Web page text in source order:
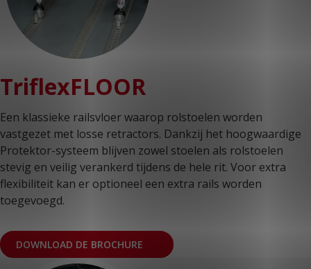
TriflexFLOOR
Een klassieke railsvloer waarop rolstoelen worden
vastgezet met losse retractors. Dankzij het hoogwaardige
Protektor-systeem blijven zowel stoelen als rolstoelen
stevig en veilig verankerd tijdens de hele rit. Voor extra
flexibiliteit kan er optioneel een extra rails worden
toegevoegd.
DOWNLOAD DE BROCHURE